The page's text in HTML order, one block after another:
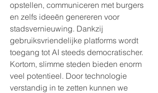
opstellen, communiceren met burgers
en zelfs ideeën genereren voor
stadsvernieuwing. Dankzij
gebruiksvriendelijke platforms wordt
toegang tot AI steeds democratischer.
Kortom, slimme steden bieden enorm
veel potentieel. Door technologie
verstandig in te zetten kunnen we